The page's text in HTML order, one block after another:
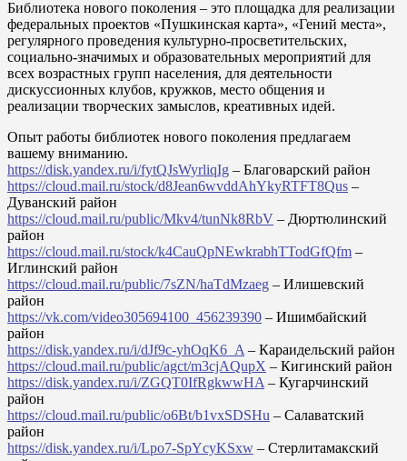
Библиотека нового поколения – это площадка для реализации
федеральных проектов «Пушкинская карта», «Гений места»,
регулярного проведения культурно-просветительских,
социально-значимых и образовательных мероприятий для
всех возрастных групп населения, для деятельности
дискуссионных клубов, кружков, место общения и
реализации творческих замыслов, креативных идей.
Опыт работы библиотек нового поколения предлагаем
вашему вниманию.
https://disk.yandex.ru/i/fytQJsWyrliqIg – Благоварский район
https://cloud.mail.ru/stock/d8Jean6wvddAhYkyRTFT8Qus –
Дуванский район
https://cloud.mail.ru/public/Mkv4/tunNk8RbV – Дюртюлинский
район
https://cloud.mail.ru/stock/k4CauQpNEwkrabhTTodGfQfm –
Иглинский район
https://cloud.mail.ru/public/7sZN/haTdMzaeg – Илишевский
район
https://vk.com/video305694100_456239390 – Ишимбайский
район
https://disk.yandex.ru/i/dJf9c-yhOqK6_A – Караидельский район
https://cloud.mail.ru/public/agct/m3cjAQupX – Кигинский район
https://disk.yandex.ru/i/ZGQT0IfRgkwwHA – Кугарчинский
район
https://cloud.mail.ru/public/o6Bt/b1vxSDSHu – Салаватский
район
https://disk.yandex.ru/i/Lpo7-SpYcyKSxw – Стерлитамакский